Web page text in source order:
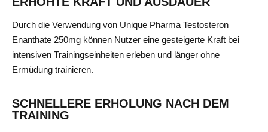
Durch die Verwendung von Unique Pharma Testosteron
Enanthate 250mg können Nutzer eine gesteigerte Kraft bei
intensiven Trainingseinheiten erleben und länger ohne
Ermüdung trainieren.
SCHNELLERE ERHOLUNG NACH DEM
TRAINING